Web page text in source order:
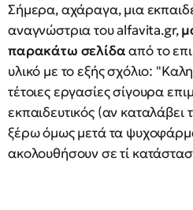
Σήμερα, αχάραγα, μια
αναγνώστρια του alfavita.gr,
παρακάτω σελίδααπό το
υλικό με το εξής σχόλιο:
τέτοιες εργασίες σίγουρα
εκπαιδευτικός (αν καταλάβει
ξέρω όμως μετά τα
ακολουθήσουν σε τί